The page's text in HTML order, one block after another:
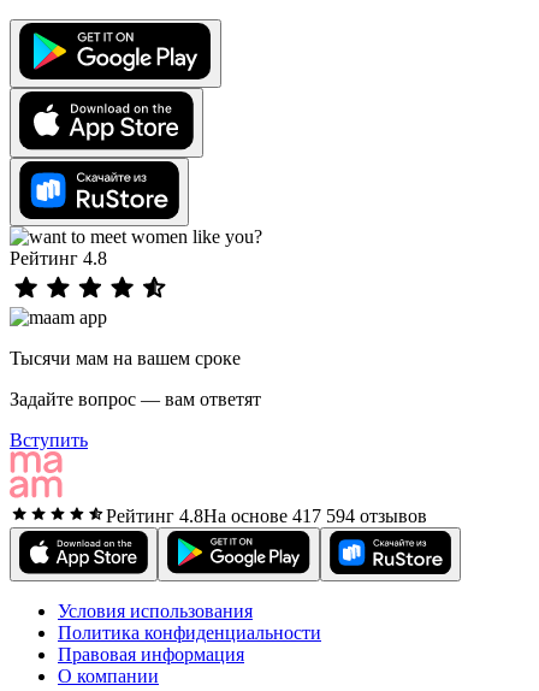
Рейтинг 4.8
Тысячи мам на вашем сроке
Задайте вопрос — вам ответят
Вступить
Рейтинг 4.8На основе 417 594 отзывов
Условия использования
Политика конфиденциальности
Правовая информация
О компании